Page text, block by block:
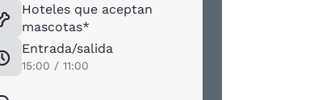
Hoteles que aceptan
mascotas*
Entrada/salida
15:00 / 11:00